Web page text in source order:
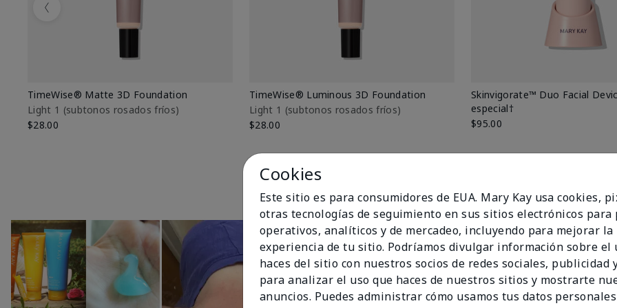
TimeWise® Matte 3D Foundation
Light 1​ (subtonos rosados fríos)
$28.00
TimeWise® Luminous 3D Foundation
Light 1​ (subtonos rosados fríos)
$28.00
Skinvigorate™ Duo Facial
especial†
$95.00
Previous
Cookies
Este sitio es para consumidores de EUA. Mary Kay usa cookies,
otras tecnologías de seguimiento en sus sitios electrónicos para
operativos, analíticos y de mercadeo, incluyendo para mejorar la
experiencia de tu sitio. Podríamos divulgar información sobre el
haces del sitio con nuestros socios de redes sociales, publicidad
para analizar el uso que haces de nuestros sitios y mostrarte
anuncios. Puedes administrar cómo usamos tus datos